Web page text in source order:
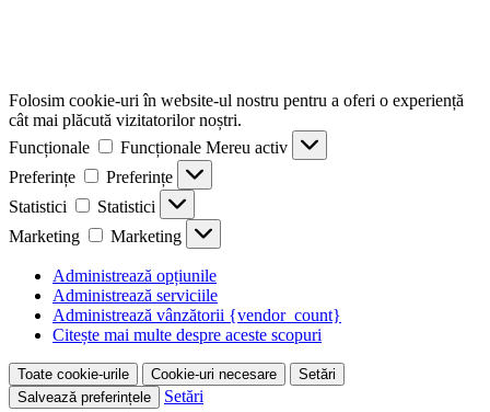
Folosim cookie-uri în website-ul nostru pentru a oferi o experiență
cât mai plăcută vizitatorilor noștri.
Funcționale
Funcționale Mereu activ
Preferințe
Preferințe
Statistici
Statistici
Marketing
Marketing
Administrează opțiunile
Administrează serviciile
Administrează vânzătorii {vendor_count}
Citește mai multe despre aceste scopuri
Toate cookie-urile Cookie-uri necesare
Setări
Salvează preferințele
Setări